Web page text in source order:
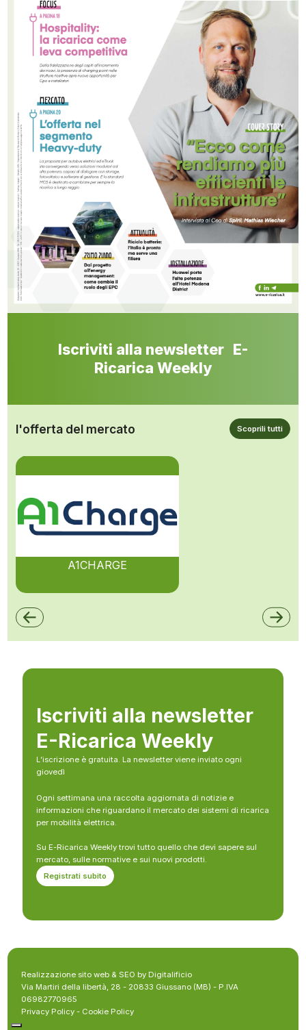
Iscriviti alla newsletter E-
Ricarica Weekly
l'offerta del mercato Scoprili tutti
A1CHARGE
Iscriviti alla newsletter
E-Ricarica Weekly
L’iscrizione è gratuita. La newsletter viene inviato ogni
giovedì
Ogni settimana una raccolta aggiornata di notizie e
informazioni che riguardano il mercato dei sistemi di ricarica
per mobilità elettrica.
Su E-Ricarica Weekly trovi tutto quello che devi sapere sul
mercato, sulle normative e sui nuovi prodotti.
Registrati subito
Realizzazione sito web & SEO by Digitalificio
Via Martiri della libertà, 28 - 20833 Giussano (MB) - P.IVA
06982770965
Privacy Policy - Cookie Policy